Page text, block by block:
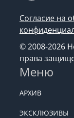
Согласие на
© 2008-2026
права
Меню
АРХИВ
ЭКСКЛЮЗИВЫ